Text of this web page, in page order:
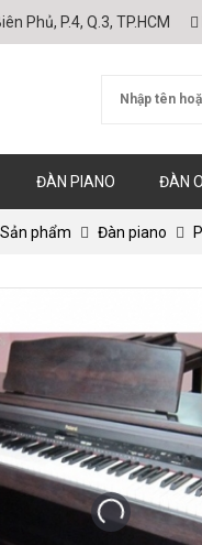
Phủ, P.4, Q.3, TP.HCM
ĐÀN PIANO ĐÀN
Sản phẩm Đàn piano